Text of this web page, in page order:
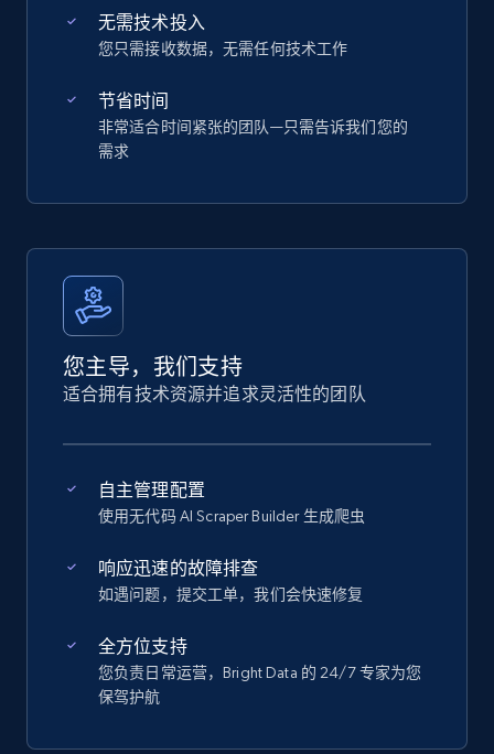
无需技术投入
您只需接收数据，无需任何技术工作
节省时间
非常适合时间紧张的团队—只需告诉我们您的
需求
您主导，我们支持
适合拥有技术资源并追求灵活性的团队
自主管理配置
使用无代码 AI Scraper Builder 生成爬虫
响应迅速的故障排查
如遇问题，提交工单，我们会快速修复
全方位支持
您负责日常运营，Bright Data 的 24/7 专家为您
保驾护航